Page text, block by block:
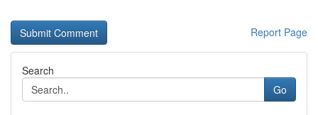
Report Page
Search
Go